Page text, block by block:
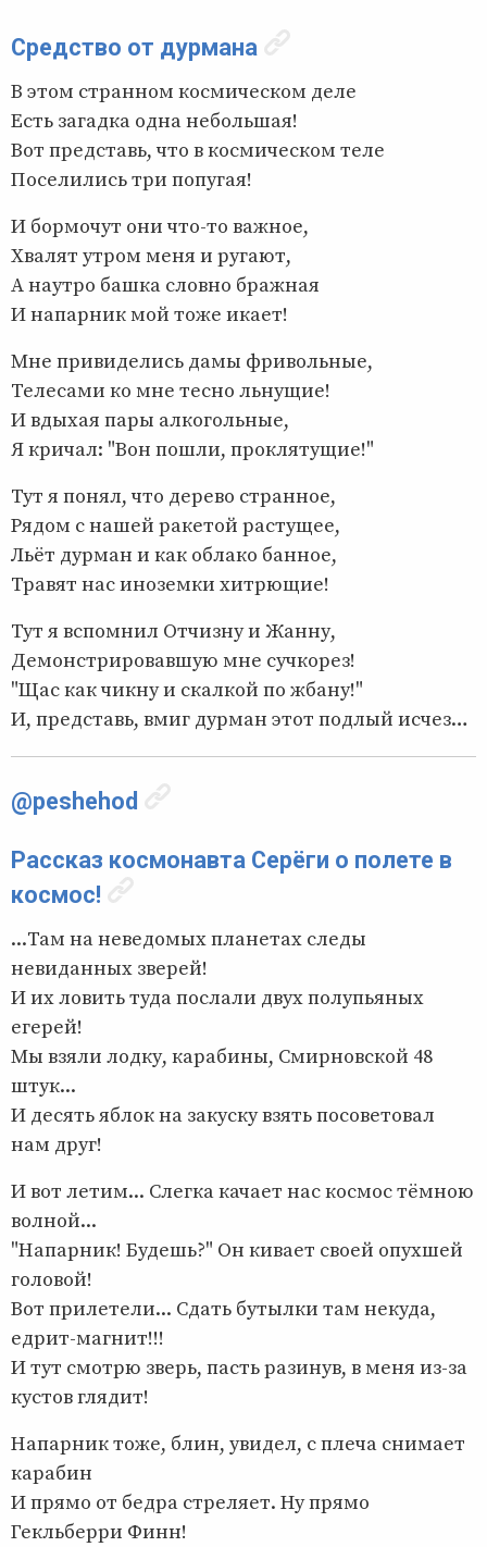
Средство от дурмана
В этом странном космическом деле
Есть загадка одна небольшая!
Вот представь, что в космическом теле
Поселились три попугая!
И бормочут они что-то важное,
Хвалят утром меня и ругают,
А наутро башка словно бражная
И напарник мой тоже икает!
Мне привиделись дамы фривольные,
Телесами ко мне тесно льнущие!
И вдыхая пары алкогольные,
Я кричал: "Вон пошли, проклятущие!"
Тут я понял, что дерево странное,
Рядом с нашей ракетой растущее,
Льёт дурман и как облако банное,
Травят нас иноземки хитрющие!
Тут я вспомнил Отчизну и Жанну,
Демонстрировавшую мне сучкорез!
"Щас как чикну и скалкой по жбану!"
И, представь, вмиг дурман этот подлый исчез…
@peshehod
Рассказ космонавта Серёги о полете в
космос!
...Там на неведомых планетах следы
невиданных зверей!
И их ловить туда послали двух полупьяных
егерей!
Мы взяли лодку, карабины, Смирновской 48
штук...
И десять яблок на закуску взять посоветовал
нам друг!
И вот летим... Слегка качает нас космос тёмною
волной...
"Напарник! Будешь?" Он кивает своей опухшей
головой!
Вот прилетели... Сдать бутылки там некуда,
едрит-магнит!!!
И тут смотрю зверь, пасть разинув, в меня из-за
кустов глядит!
Напарник тоже, блин, увидел, с плеча снимает
карабин
И прямо от бедра стреляет. Ну прямо
Гекльберри Финн!